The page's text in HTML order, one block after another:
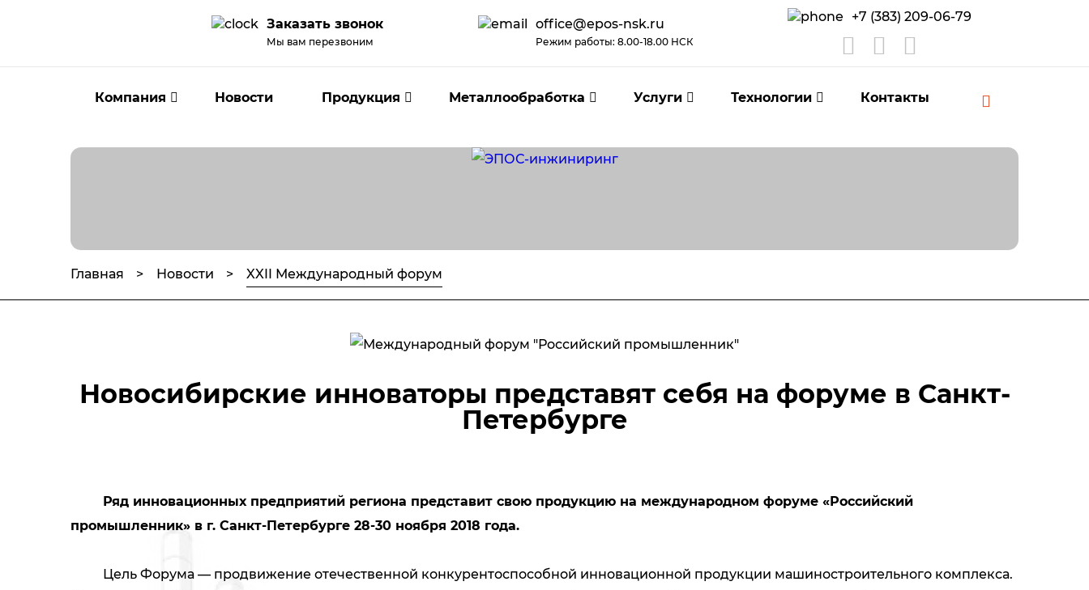
Заказать звонок
Мы вам перезвоним
office@epos-nsk.ru
Режим работы: 8.00-18.00 НСК
+7 (383) 209-06-79
Компания Новости Продукция Металлообработка Услуги Технологии Контакты
Главная Новости XXII Международный форум
Новосибирские инноваторы представят себя на форуме в Санкт-
Петербурге
Ряд инновационных предприятий региона представит свою продукцию на международном форуме «Российский
промышленник» в г. Санкт-Петербурге 28-30 ноября 2018 года.
Цель Форума — продвижение отечественной конкурентоспособной инновационной продукции машиностроительного комплекса.